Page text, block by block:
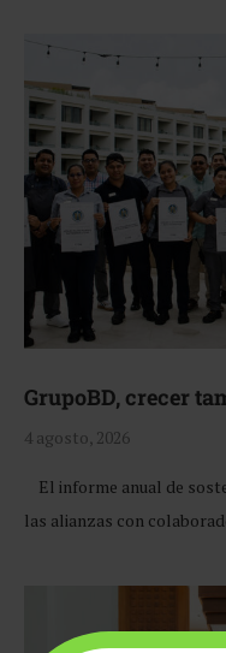
GrupoBD, crecer
4 agosto, 2026
El informe anual de
las alianzas con